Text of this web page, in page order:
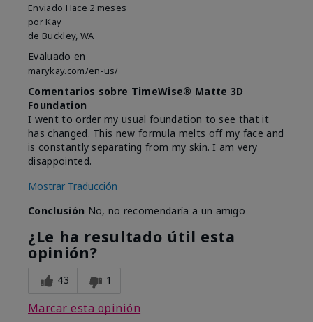
Enviado Hace 2 meses
por Kay
de Buckley, WA
Evaluado en
marykay.com/en-us/
Comentarios sobre TimeWise® Matte 3D
Foundation
I went to order my usual foundation to see that it
has changed. This new formula melts off my face and
is constantly separating from my skin. I am very
disappointed.
Mostrar Traducción
Conclusión No, no recomendaría a un amigo
¿Le ha resultado útil esta
opinión?
43 1
Marcar esta opinión